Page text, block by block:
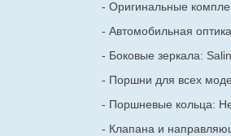
- Оригинальные
- Автомобильная оптика
- Боковые зеркала:
- Поршни для всех
- Поршневые кольца:
- Клапана и